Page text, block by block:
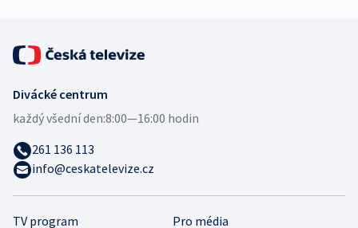
TV program Pro média
Divácké centrum
každý všední den:8:00—16:00 hodin
261 136 113
info@ceskatelevize.cz